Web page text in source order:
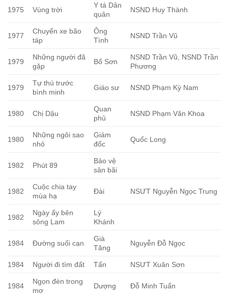
1975 Vùng trời
Y tá Dân
quân
NSND Huy Thành
1977
Chuyến xe bão
táp
Ông
Tình
NSND Trần Vũ
1979
Những người đã
gặp
Bố Sơn
NSND Trần Vũ, NSND Trần
Phương
1979
Tự thú trước
bình minh
Giáo sư NSND Phạm Kỳ Nam
1980 Chị Dậu
Quan
phủ
NSND Phạm Văn Khoa
1980
Những ngôi sao
nhỏ
Giám
đốc
Quốc Long
1982 Phút 89
Bảo vệ
sân bãi
1982
Cuộc chia tay
mùa hạ
Đài NSƯT Nguyễn Ngọc Trung
1982
Ngày ấy bên
sông Lam
Lý
Khánh
1984 Đường suối cạn
Già
Tăng
Nguyễn Đỗ Ngọc
1984 Người đi tìm đất Tấn NSƯT Xuân Sơn
1984
Ngọn đèn trong
mơ
Dượng Đỗ Minh Tuấn